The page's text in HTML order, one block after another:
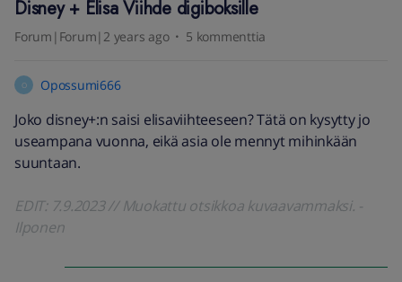
Disney + Elisa Viihde digiboksille
Forum|Forum|2 years ago 5 kommenttia
O Opossumi666
Joko disney+:n saisi elisaviihteeseen? Tätä on kysytty jo
useampana vuonna, eikä asia ole mennyt mihinkään
suuntaan.
EDIT: 7.9.2023 // Muokattu otsikkoa kuvaavammaksi. -
Ilponen